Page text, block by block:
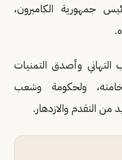
جمهورية الكاميرون،
وأصدق التمنيات
ولحكومة وشعب
من التقدم والازدهار.